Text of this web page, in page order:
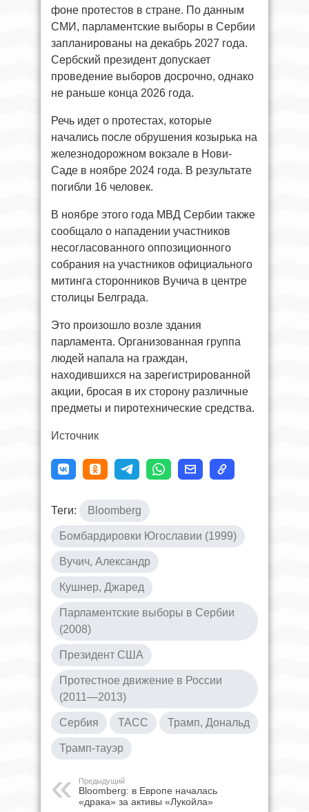
фоне протестов в стране. По данным
СМИ, парламентские выборы в Сербии
запланированы на декабрь 2027 года.
Сербский президент допускает
проведение выборов досрочно, однако
не раньше конца 2026 года.
Речь идет о протестах, которые
начались после обрушения козырька на
железнодорожном вокзале в Нови-
Саде в ноябре 2024 года. В результате
погибли 16 человек.
В ноябре этого года МВД Сербии также
сообщало о нападении участников
несогласованного оппозиционного
собрания на участников официального
митинга сторонников Вучича в центре
столицы Белграда.
Это произошло возле здания
парламента. Организованная группа
людей напала на граждан,
находившихся на зарегистрированной
акции, бросая в их сторону различные
предметы и пиротехнические средства.
Источник
Теги: Bloomberg
Бомбардировки Югославии (1999)
Вучич, Александр
Кушнер, Джаред
Парламентские выборы в Сербии
(2008)
Президент США
Протестное движение в России
(2011—2013)
Сербия ТАСС Трамп, Дональд
Трамп-тауэр
Предыдущий
Bloomberg: в Европе началась
«драка» за активы «Лукойла»